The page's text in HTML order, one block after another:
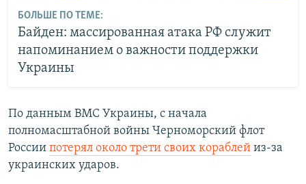
БОЛЬШЕ ПО ТЕМЕ:
Байден: массированная атака РФ служит
напоминанием о важности поддержки
Украины
По данным ВМС Украины, с начала
полномасштабной войны Черноморский флот
России потерял около трети своих кораблей из-за
украинских ударов.